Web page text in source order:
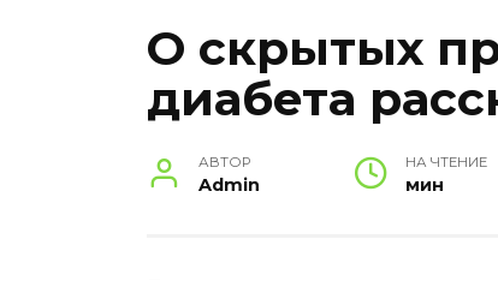
О скрытых
диабета
АВТОР
Admin
НА ЧТЕНИЕ
мин